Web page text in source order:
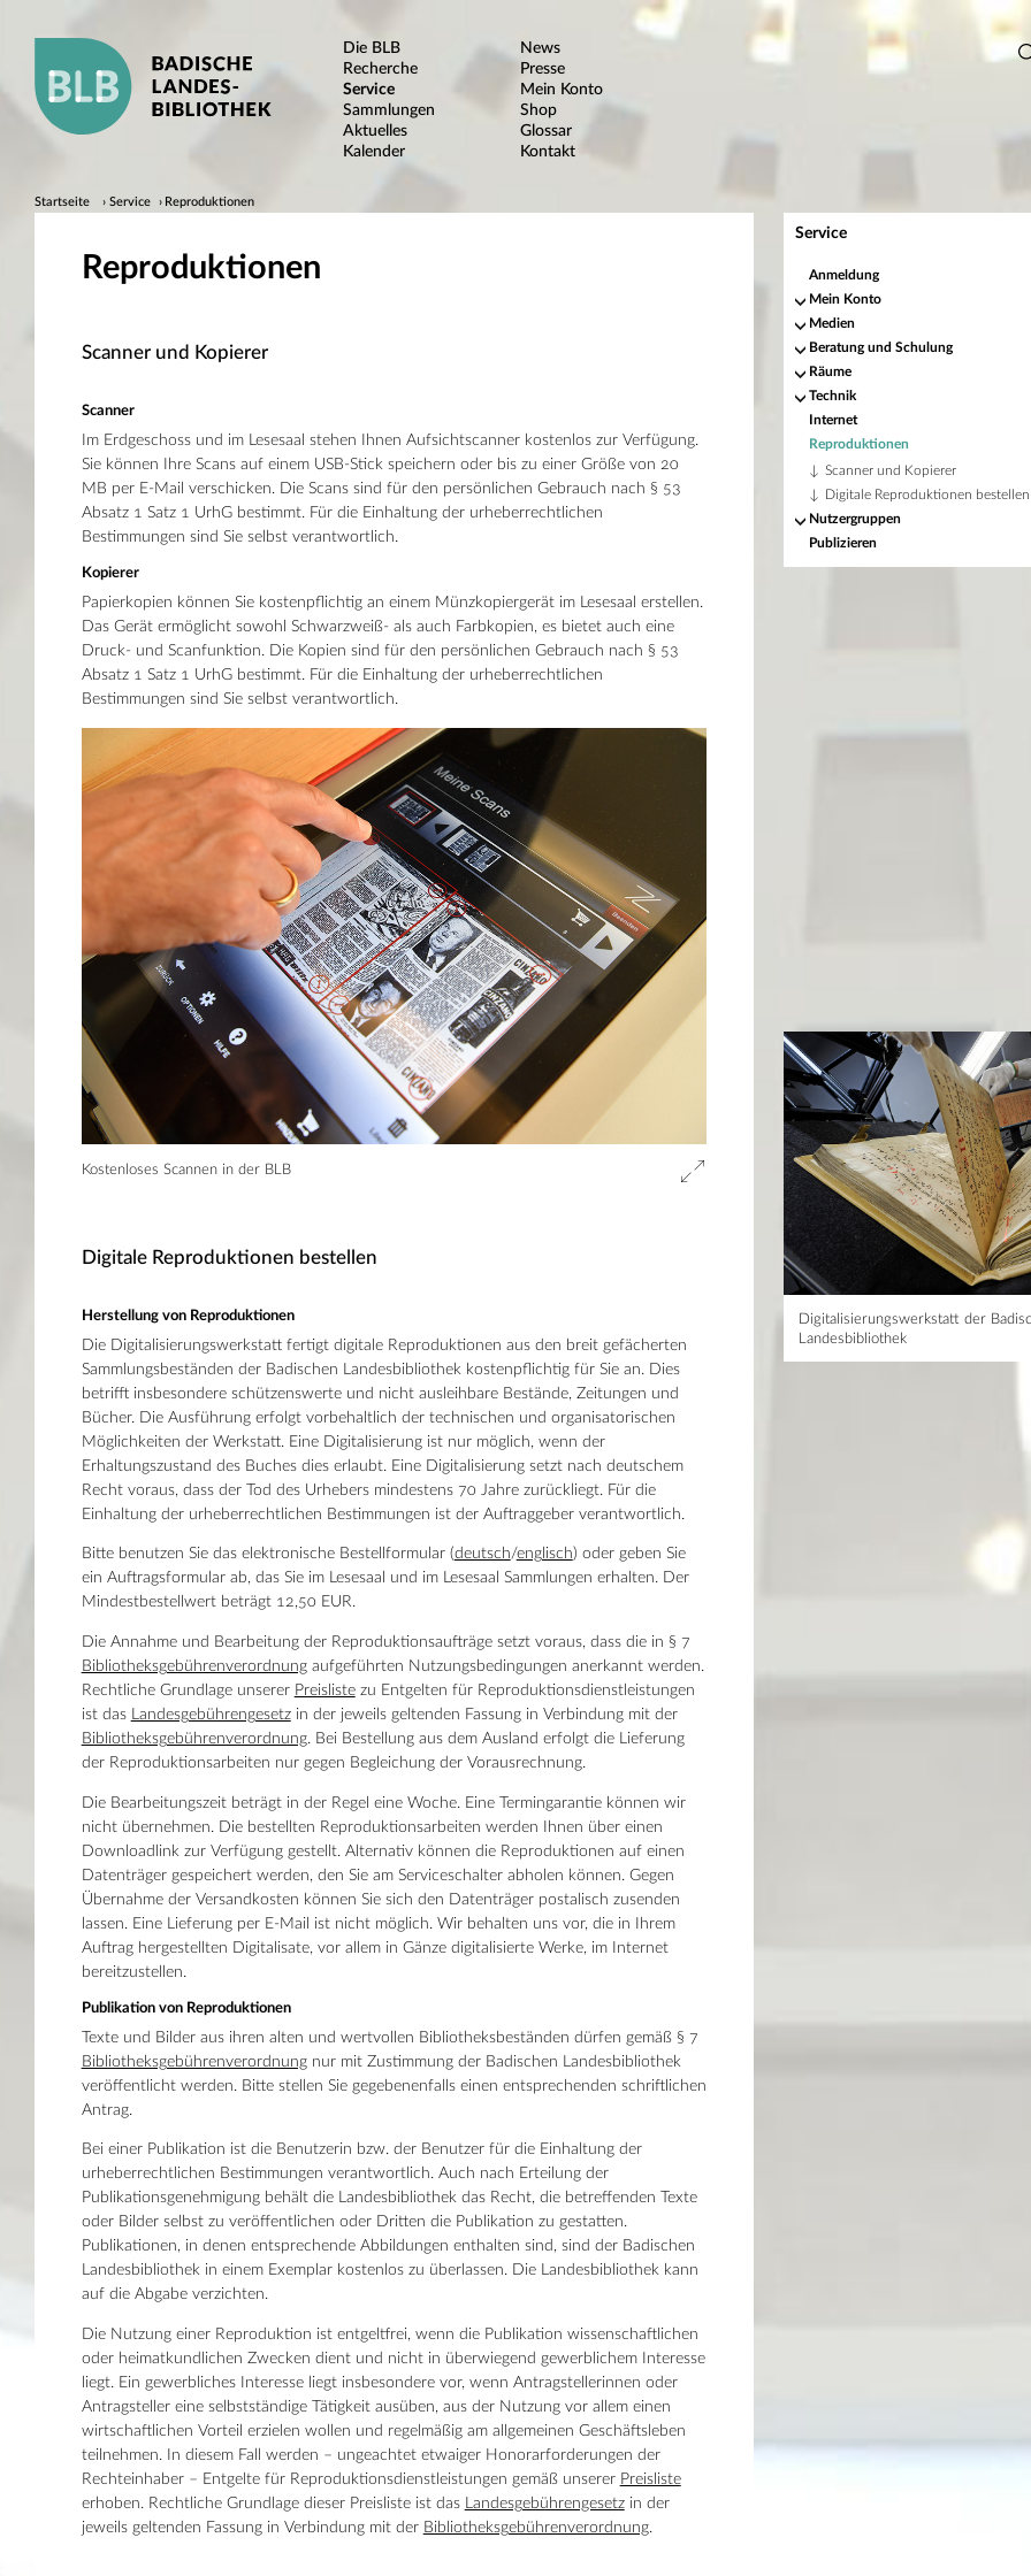
Die BLB
Recherche
Service
Sammlungen
Aktuelles
Kalender
News
Presse
Mein Konto
Shop
Glossar
Kontakt
Startseite Service Reproduktionen
Reproduktionen
Scanner und Kopierer
Scanner
Im Erdgeschoss und im Lesesaal stehen Ihnen Aufsichtscanner kostenlos zur Verfügung.
Sie können Ihre Scans auf einem USB-Stick speichern oder bis zu einer Größe von 20
MB per E-Mail verschicken. Die Scans sind für den persönlichen Gebrauch nach § 53
Absatz 1 Satz 1 UrhG bestimmt. Für die Einhaltung der urheberrechtlichen
Bestimmungen sind Sie selbst verantwortlich.
Kopierer
Papierkopien können Sie kostenpflichtig an einem Münzkopiergerät im Lesesaal erstellen.
Das Gerät ermöglicht sowohl Schwarzweiß- als auch Farbkopien, es bietet auch eine
Druck- und Scanfunktion. Die Kopien sind für den persönlichen Gebrauch nach § 53
Absatz 1 Satz 1 UrhG bestimmt. Für die Einhaltung der urheberrechtlichen
Bestimmungen sind Sie selbst verantwortlich.
Kostenloses Scannen in der BLB
Digitale Reproduktionen bestellen
Herstellung von Reproduktionen
Die Digitalisierungswerkstatt fertigt digitale Reproduktionen aus den breit gefächerten
Sammlungsbeständen der Badischen Landesbibliothek kostenpflichtig für Sie an. Dies
betrifft insbesondere schützenswerte und nicht ausleihbare Bestände, Zeitungen und
Bücher. Die Ausführung erfolgt vorbehaltlich der technischen und organisatorischen
Möglichkeiten der Werkstatt. Eine Digitalisierung ist nur möglich, wenn der
Erhaltungszustand des Buches dies erlaubt. Eine Digitalisierung setzt nach deutschem
Recht voraus, dass der Tod des Urhebers mindestens 70 Jahre zurückliegt. Für die
Einhaltung der urheberrechtlichen Bestimmungen ist der Auftraggeber verantwortlich.
Bitte benutzen Sie das elektronische Bestellformular (deutsch/englisch) oder geben Sie
ein Auftragsformular ab, das Sie im Lesesaal und im Lesesaal Sammlungen erhalten. Der
Mindestbestellwert beträgt 12,50 EUR.
Die Annahme und Bearbeitung der Reproduktionsaufträge setzt voraus, dass die in § 7
Bibliotheksgebührenverordnungaufgeführten Nutzungsbedingungen anerkannt werden.
Rechtliche Grundlage unserer Preislistezu Entgelten für Reproduktionsdienstleistungen
ist das Landesgebührengesetzin der jeweils geltenden Fassung in Verbindung mit der
Bibliotheksgebührenverordnung. Bei Bestellung aus dem Ausland erfolgt die Lieferung
der Reproduktionsarbeiten nur gegen Begleichung der Vorausrechnung.
Die Bearbeitungszeit beträgt in der Regel eine Woche. Eine Termingarantie können wir
nicht übernehmen. Die bestellten Reproduktionsarbeiten werden Ihnen über einen
Downloadlink zur Verfügung gestellt. Alternativ können die Reproduktionen auf einen
Datenträger gespeichert werden, den Sie am Serviceschalter abholen können. Gegen
Übernahme der Versandkosten können Sie sich den Datenträger postalisch zusenden
lassen. Eine Lieferung per E-Mail ist nicht möglich. Wir behalten uns vor, die in Ihrem
Auftrag hergestellten Digitalisate, vor allem in Gänze digitalisierte Werke, im Internet
bereitzustellen.
Publikation von Reproduktionen
Texte und Bilder aus ihren alten und wertvollen Bibliotheksbeständen dürfen gemäß § 7
Bibliotheksgebührenverordnungnur mit Zustimmung der Badischen Landesbibliothek
veröffentlicht werden. Bitte stellen Sie gegebenenfalls einen entsprechenden schriftlichen
Antrag.
Bei einer Publikation ist die Benutzerin bzw. der Benutzer für die Einhaltung der
urheberrechtlichen Bestimmungen verantwortlich. Auch nach Erteilung der
Publikationsgenehmigung behält die Landesbibliothek das Recht, die betreffenden Texte
oder Bilder selbst zu veröffentlichen oder Dritten die Publikation zu gestatten.
Publikationen, in denen entsprechende Abbildungen enthalten sind, sind der Badischen
Landesbibliothek in einem Exemplar kostenlos zu überlassen. Die Landesbibliothek kann
auf die Abgabe verzichten.
Die Nutzung einer Reproduktion ist entgeltfrei, wenn die Publikation wissenschaftlichen
oder heimatkundlichen Zwecken dient und nicht in überwiegend gewerblichem Interesse
liegt. Ein gewerbliches Interesse liegt insbesondere vor, wenn Antragstellerinnen oder
Antragsteller eine selbstständige Tätigkeit ausüben, aus der Nutzung vor allem einen
wirtschaftlichen Vorteil erzielen wollen und regelmäßig am allgemeinen Geschäftsleben
teilnehmen. In diesem Fall werden – ungeachtet etwaiger Honorarforderungen der
Rechteinhaber – Entgelte für Reproduktionsdienstleistungen gemäß unserer Preisliste
erhoben. Rechtliche Grundlage dieser Preisliste ist das Landesgebührengesetzin der
jeweils geltenden Fassung in Verbindung mit der Bibliotheksgebührenverordnung.
Service
Anmeldung
Mein Konto
Medien
Beratung und Schulung
Räume
Technik
Internet
Reproduktionen
Scanner und Kopierer
Digitale Reproduktionen bestellen
Nutzergruppen
Publizieren
Digitalisierungswerkstatt der
Landesbibliothek